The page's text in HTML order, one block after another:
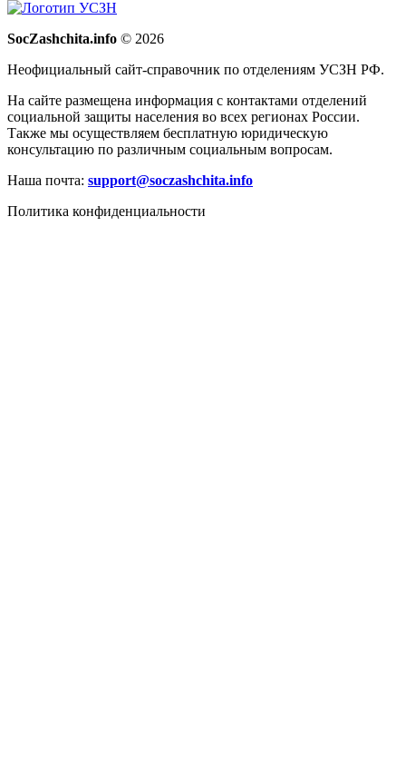
SocZashchita.info © 2026
Неофициальный сайт-справочник по отделениям УСЗН РФ.
На сайте размещена информация с контактами отделений
социальной защиты населения во всех регионах России.
Также мы осуществляем бесплатную юридическую
консультацию по различным социальным вопросам.
Наша почта: support@soczashchita.info
Политика конфиденциальности